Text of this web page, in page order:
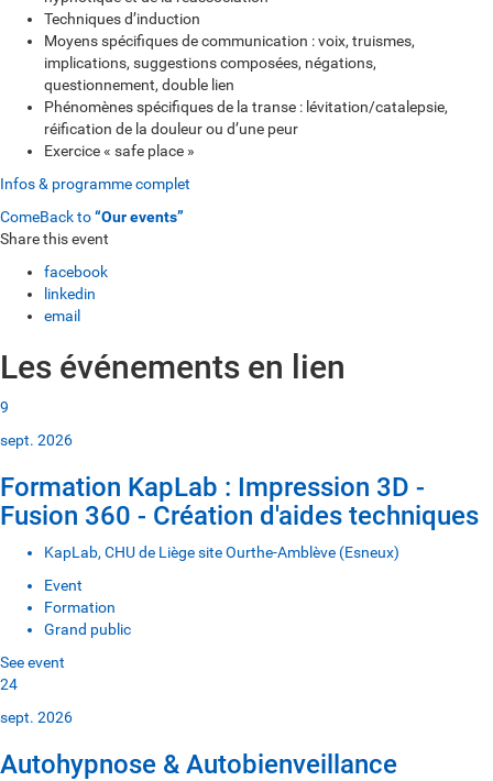
Techniques d’induction
Moyens spécifiques de communication : voix, truismes,
implications, suggestions composées, négations,
questionnement, double lien
Phénomènes spécifiques de la transe : lévitation/catalepsie,
réification de la douleur ou d’une peur
Exercice « safe place »
Infos & programme complet
ComeBack to“Our events”
Share this event
facebook
linkedin
email
Les événements en lien
9
sept. 2026
Formation KapLab : Impression 3D -
Fusion 360 - Création d'aides techniques
KapLab, CHU de Liège site Ourthe-Amblève (Esneux)
Event
Formation
Grand public
See event
24
sept. 2026
Autohypnose & Autobienveillance